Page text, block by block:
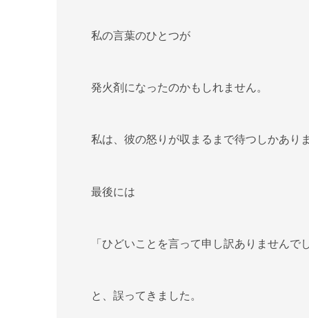
私の言葉のひとつが
発火剤になったのかもしれません。
私は、彼の怒りが収まるまで待つしかあり
最後には
「ひどいことを言って申し訳ありませんで
と、誤ってきました。